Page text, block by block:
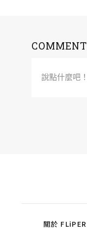
COMMENT
說點什麼吧！
關於 FLiPER